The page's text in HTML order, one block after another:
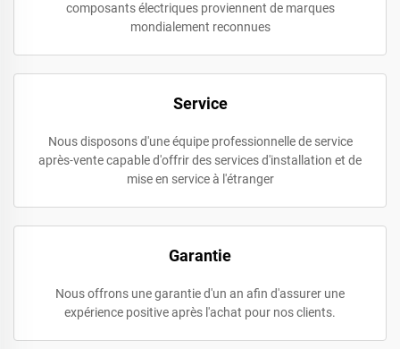
composants électriques proviennent de marques
mondialement reconnues
Service
Nous disposons d'une équipe professionnelle de service
après-vente capable d'offrir des services d'installation et de
mise en service à l'étranger
Garantie
Nous offrons une garantie d'un an afin d'assurer une
expérience positive après l'achat pour nos clients.